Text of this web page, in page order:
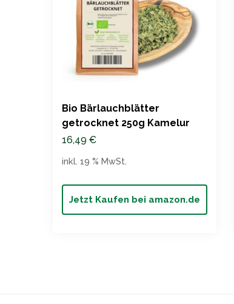
Bio Bärlauchblätter
getrocknet 250g Kamelur
16,49 €
Jetzt Kaufen bei amazon.de
inkl. 19 % MwSt.